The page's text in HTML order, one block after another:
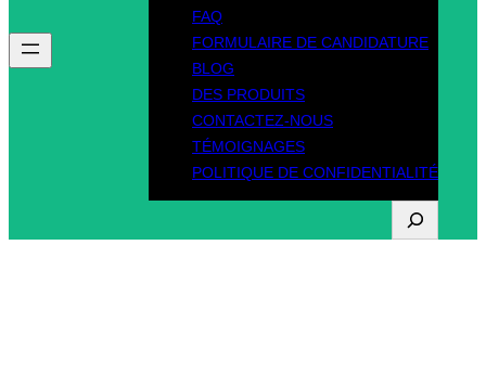
FAQ
FORMULAIRE DE CANDIDATURE
BLOG
DES PRODUITS
CONTACTEZ-NOUS
TÉMOIGNAGES
POLITIQUE DE CONFIDENTIALITÉ